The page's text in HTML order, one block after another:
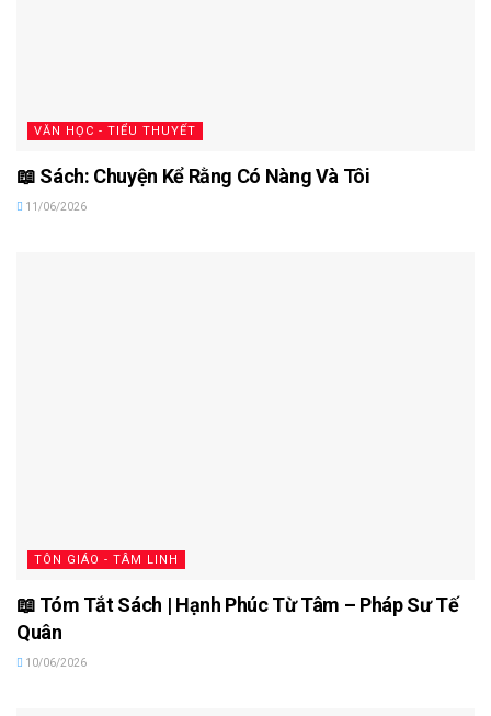
VĂN HỌC - TIỂU THUYẾT
📖 Sách: Chuyện Kể Rằng Có Nàng Và Tôi
11/06/2026
TÔN GIÁO - TÂM LINH
📖 Tóm Tắt Sách | Hạnh Phúc Từ Tâm – Pháp Sư Tế
Quân
10/06/2026